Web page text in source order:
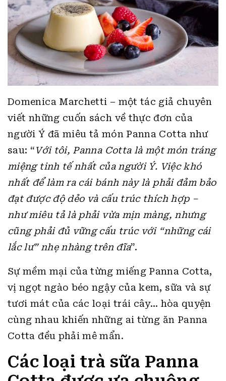
Domenica Marchetti – một tác giả chuyên
viết những cuốn sách về thực đơn của
người Ý đã miêu tả món Panna Cotta như
sau: “Với tôi, Panna Cotta là một món tráng
miệng tinh tế nhất của người Ý. Việc khó
nhất để làm ra cái bánh này là phải đảm bảo
đạt được độ dẻo và cấu trúc thích hợp –
như miêu tả là phải vừa mịn màng, nhưng
cũng phải đủ vững cấu trúc với “những cái
lắc lư” nhẹ nhàng trên đĩa”.
Sự mềm mại của từng miếng Panna Cotta,
vị ngọt ngào béo ngậy của kem, sữa và sự
tươi mát của các loại trái cây… hòa quyện
cùng nhau khiến những ai từng ăn Panna
Cotta đều phải mê mẩn.
Các loại trà sữa Panna